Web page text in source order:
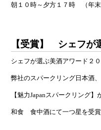
朝１０時～夕方１７時 （年末
【受賞】 シェフが
シェフが選ぶ美酒アワード２
弊社のスパークリング日本酒、
【魅力Japanスパークリング】
和食 食中酒にて一つ星を受賞